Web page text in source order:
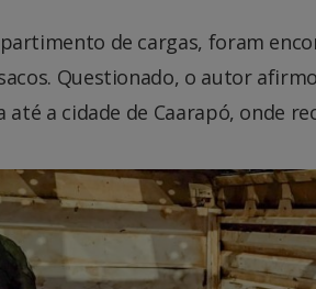
de cargas, foram
Questionado, o autor
até a cidade de Caarapó, onde